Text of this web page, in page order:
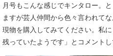
月号もこんな感じでキンタロー。
ますが芸人仲間から色々言われて
現物を購入してみてください。私
残っていたようです」とコメントし